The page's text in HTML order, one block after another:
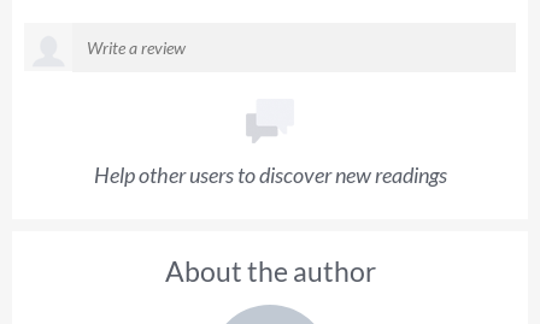
Help other users to discover new readings
About the author